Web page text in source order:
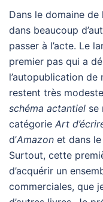
Dans le domaine de
dans beaucoup
passer à l’acte. Le
premier pas qui a
l’autopublication
restent très
schéma actantiel se
catégorie Art
d’Amazon et dans
Surtout, cette
d’acquérir un
commerciales, que